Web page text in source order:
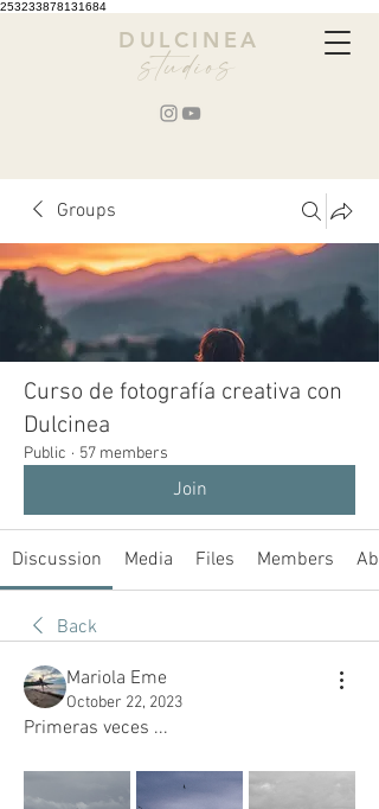
253233878131684
DULCINEA
studios
Groups
Curso de fotografía creativa con
Dulcinea
Public · 57 members
Join
Discussion Media Files Members
Back
Mariola Eme
October 22, 2023
Primeras veces ...